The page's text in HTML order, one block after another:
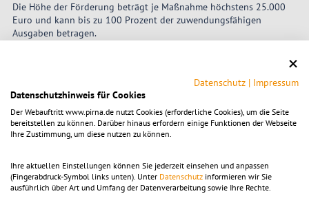
Die Höhe der Förderung beträgt je Maßnahme höchstens 25.000
Euro und kann bis zu 100 Prozent der zuwendungsfähigen
Ausgaben betragen.
Umgesetzte Förderprojekte
Datenschutz | Impressum
Datenschutzhinweis für Cookies
Der Webauftritt www.pirna.de nutzt Cookies (erforderliche Cookies), um die Seite
bereitstellen zu können. Darüber hinaus erfordern einige Funktionen der Webseite
Ihre Zustimmung, um diese nutzen zu können.
Ihre aktuellen Einstellungen können Sie jederzeit einsehen und anpassen
(Fingerabdruck-Symbol links unten). Unter Datenschutz informieren wir Sie
ausführlich über Art und Umfang der Datenverarbeitung sowie Ihre Rechte.